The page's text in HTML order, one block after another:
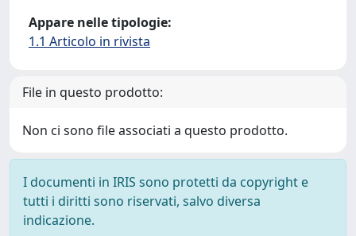
Appare nelle tipologie:
1.1 Articolo in rivista
File in questo prodotto:
Non ci sono file associati a questo prodotto.
I documenti in IRIS sono protetti da copyright e
tutti i diritti sono riservati, salvo diversa
indicazione.